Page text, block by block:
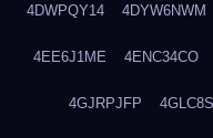
4DWPQY14 4DYW6NWM
4EE6J1ME 4ENC34CO
4GJRPJFP